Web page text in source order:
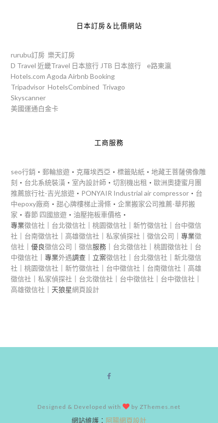
日本訂房＆比價網站
rurubu訂房 樂天訂房
D Travel 近畿Travel 日本旅行 JTB 日本旅行
e路東瀛
Hotels.com Agoda Airbnb Booking
Tripadvisor HotelsCombined Trivago
Skyscanner
美國運通白金卡
工商服務
seo行銷 ‧郵輪旅遊 ‧ 克羅埃西亞 ‧標籤貼紙 ‧地藏王菩薩佛像雕
刻 ‧ 台北系統裝潢 ‧ 室內設計師 ‧切割機出租 ‧歐洲奧捷蜜月團
推薦旅行社-吉光旅遊 ‧ PONYAIR Industrial air compressor ‧ 台
中epoxy廠商 ‧甜心牌樓梯止滑條 ‧企業搬家公司推薦-華邦搬
家 ‧春節 四國旅遊 ‧ 油壓拖板車價格 ‧
專業徵信社 台北徵信社 ｜桃園徵信社 ｜新竹徵信社
台中徵信
社
台南徵信社 高雄徵信社 ｜私家偵探社 ｜徵信公司 ｜專業徵
信社 ｜優良徵信公司 ｜徵信服務｜ 台北徵信社 ｜桃園徵信社
台
中徵信社 ｜專業外遇調查｜立案徵信社 台北徵信社 ｜新北徵信
社 ｜桃園徵信社 ｜新竹徵信社 台中徵信社 台南徵信社
高雄
徵信社 ｜私家偵探社 台北徵信社 台中徵信社 台中徵信社
高雄徵信社 ｜天狼星網頁設計
Designed & Developed with by ZThemes.net
網站維護： 阿腸網頁設計